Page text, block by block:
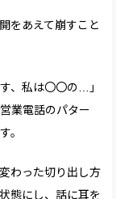
をあえて崩すこと
、私は〇〇の…」
業電話のパター
。
わった切り出し方
態にし、話に耳を